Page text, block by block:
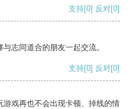
支持[0] 反对[0]
志同道合的朋友一起交流。
支持[0] 反对[0]
戏再也不会出现卡顿、掉线的情